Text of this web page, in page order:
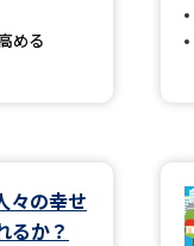
める
々の幸せ
るか？